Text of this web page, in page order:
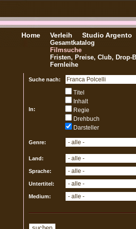
Home Verleih
Gesamtkatalog
Filmsuche
Fristen, Preise, Club, Drop-
Fernleihe
Studio Argento
Suche nach:
In:
Titel
Inhalt
Regie
Drehbuch
Darsteller
Genre:
Land:
Sprache:
Untertitel:
Medium: